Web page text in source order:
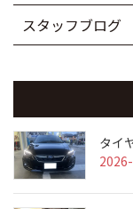
スタッフブログ
タイ